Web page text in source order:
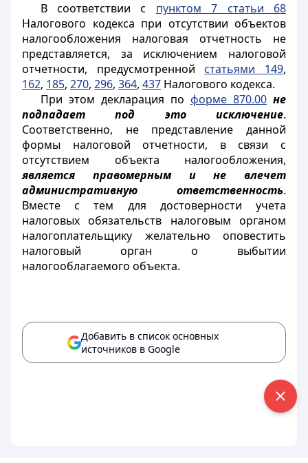
В соответствии с пунктом 7 статьи 68
Налогового кодекса при отсутствии объектов
налогообложения налоговая отчетность не
представляется, за исключением налоговой
отчетности, предусмотренной статьями 149,
162, 185, 270, 296, 364, 437 Налогового кодекса.
При этом декларация по форме 870.00 не
подпадает под это исключение.
Соответственно, не представление данной
формы налоговой отчетности, в связи с
отсутствием объекта налогообложения,
является правомерным и не влечет
административную ответственность.
Вместе с тем для достоверности учета
налоговых обязательств налоговым органом
налогоплательщику желательно оповестить
налоговый орган о выбытии
налогооблагаемого объекта.
Добавить в список основных
источников в Google